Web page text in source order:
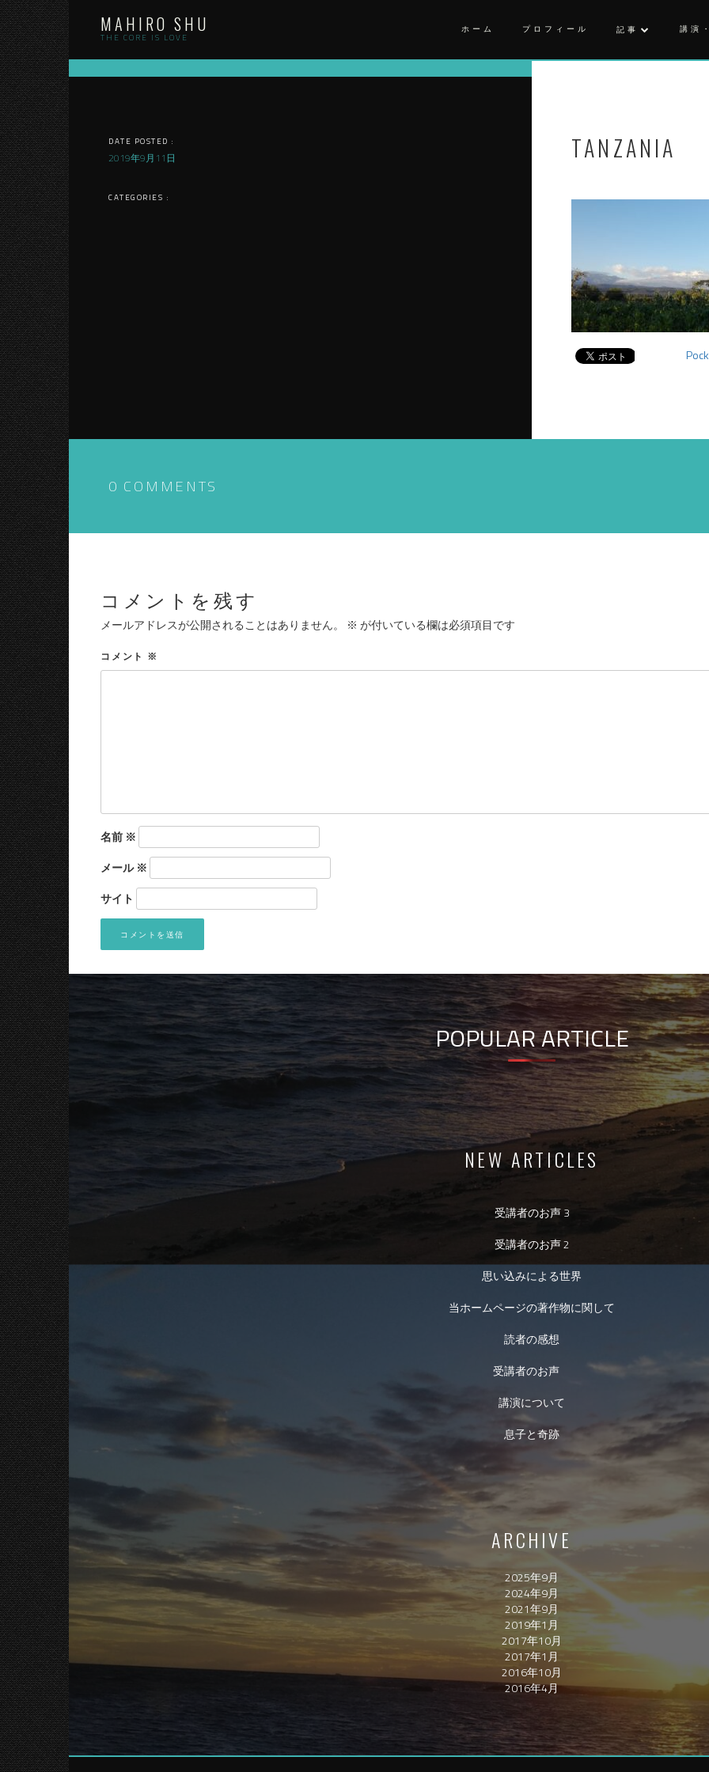
Skip
to
content
MAHIRO SHU
THE CORE IS LOVE
ホーム プロフィール 記事 講演
DATE POSTED :
2019年9月11日
CATEGORIES :
TANZANIA
0 COMMENTS
コメントを残す
メールアドレスが公開されることはありません。 ※ が付いている欄は必須項目です
コメント ※
名前 ※
メール※
サイト
POPULAR ARTICLE
NEW ARTICLES
受講者のお声 3
受講者のお声 2
思い込みによる世界
当ホームページの著作物に関して
読者の感想
受講者のお声
講演について
息子と奇跡
ARCHIVE
2025年9月
2024年9月
2021年9月
2019年1月
2017年10月
2017年1月
2016年10月
2016年4月